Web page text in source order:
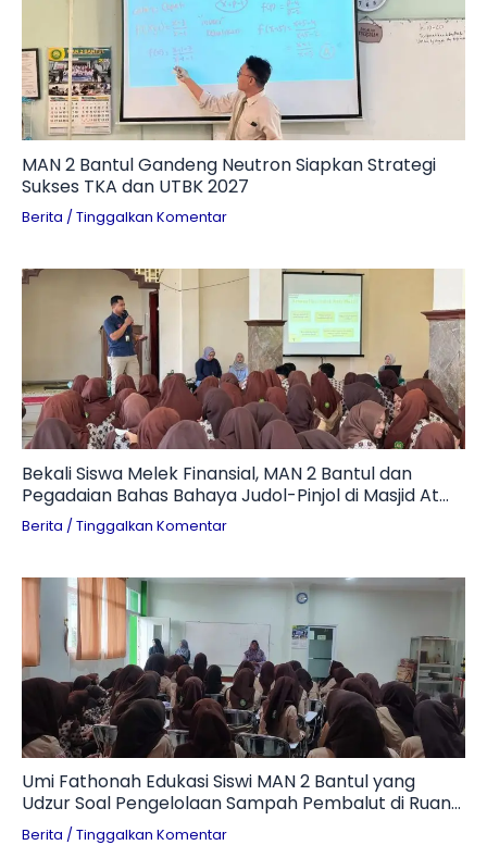
MAN 2 Bantul Gandeng Neutron Siapkan Strategi
Sukses TKA dan UTBK 2027
Berita / Tinggalkan Komentar
Bekali Siswa Melek Finansial, MAN 2 Bantul dan
Pegadaian Bahas Bahaya Judol-Pinjol di Masjid At
Ta’awun
Berita / Tinggalkan Komentar
Umi Fathonah Edukasi Siswi MAN 2 Bantul yang
Udzur Soal Pengelolaan Sampah Pembalut di Ruang
Otomotif
Berita / Tinggalkan Komentar